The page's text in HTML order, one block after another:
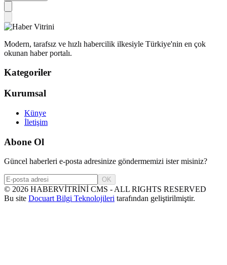
Modern, tarafsız ve hızlı habercilik ilkesiyle Türkiye'nin en çok
okunan haber portalı.
Kategoriler
Kurumsal
Künye
İletişim
Abone Ol
Güncel haberleri e-posta adresinize göndermemizi ister misiniz?
OK
© 2026 HABERVİTRİNİ CMS - ALL RIGHTS RESERVED
Bu site Docuart Bilgi Teknolojileri tarafından geliştirilmiştir.